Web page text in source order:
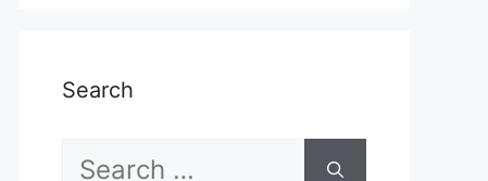
Search
Search